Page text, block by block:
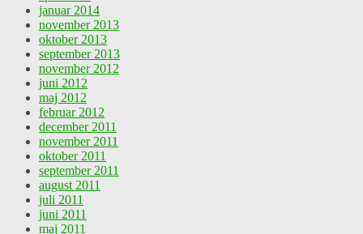
januar 2014
november 2013
oktober 2013
september 2013
november 2012
juni 2012
maj 2012
februar 2012
december 2011
november 2011
oktober 2011
september 2011
august 2011
juli 2011
juni 2011
maj 2011